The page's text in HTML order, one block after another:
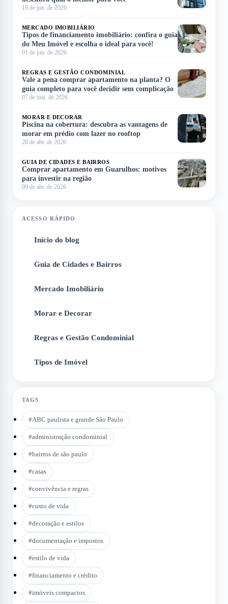
19 de jun. de 2026
MERCADO IMOBILIÁRIO
Tipos de financiamento imobiliário: confira o guia
do Meu Imóvel e escolha o ideal para você!
01 de jun. de 2026
REGRAS E GESTÃO CONDOMINIAL
Vale a pena comprar apartamento na planta? O
guia completo para você decidir sem complicação
07 de mai. de 2026
MORAR E DECORAR
Piscina na cobertura: descubra as vantagens de
morar em prédio com lazer no rooftop
28 de abr. de 2026
GUIA DE CIDADES E BAIRROS
Comprar apartamento em Guarulhos: motivos
para investir na região
09 de abr. de 2026
ACESSO RÁPIDO
Início do blog
Guia de Cidades e Bairros
Mercado Imobiliário
Morar e Decorar
Regras e Gestão Condominial
Tipos de Imóvel
TAGS
#ABC paulista e grande São Paulo
#administração condominial
#bairros de são paulo
#casas
#convivência e regras
#custo de vida
#decoração e estilos
#documentação e impostos
#estilo de vida
#financiamento e crédito
#imóveis compactos